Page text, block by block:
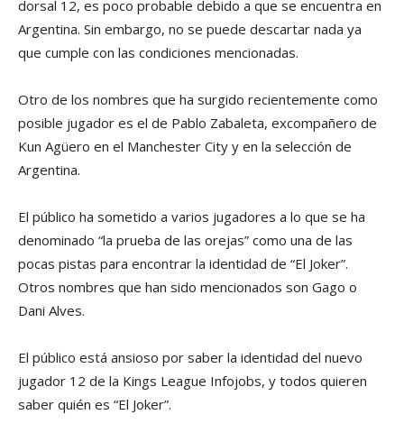
dorsal 12, es poco probable debido a que se encuentra en
Argentina. Sin embargo, no se puede descartar nada ya
que cumple con las condiciones mencionadas.
Otro de los nombres que ha surgido recientemente como
posible jugador es el de Pablo Zabaleta, excompañero de
Kun Agüero en el Manchester City y en la selección de
Argentina.
El público ha sometido a varios jugadores a lo que se ha
denominado “la prueba de las orejas” como una de las
pocas pistas para encontrar la identidad de “El Joker”.
Otros nombres que han sido mencionados son Gago o
Dani Alves.
El público está ansioso por saber la identidad del nuevo
jugador 12 de la Kings League Infojobs, y todos quieren
saber quién es “El Joker”.